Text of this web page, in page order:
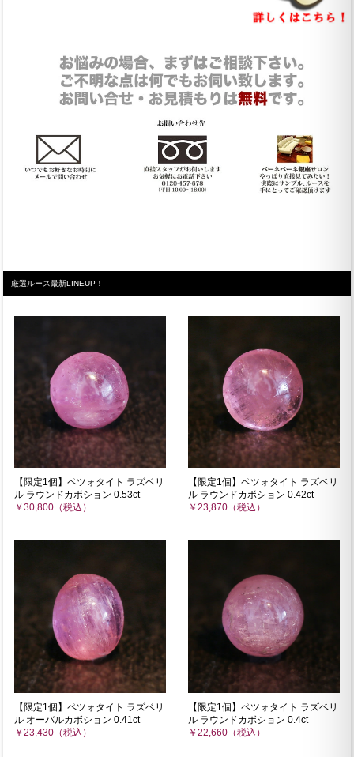
厳選ルース最新LINEUP！
【限定1個】ペツォタイト ラズベリ
ル ラウンドカボション 0.53ct
￥30,800（税込）
【限定1個】ペツォタイト ラズベリ
ル ラウンドカボション 0.42ct
￥23,870（税込）
【限定1個】ペツォタイト ラズベリ
ル オーバルカボション 0.41ct
￥23,430（税込）
【限定1個】ペツォタイト ラズベリ
ル ラウンドカボション 0.4ct
￥22,660（税込）